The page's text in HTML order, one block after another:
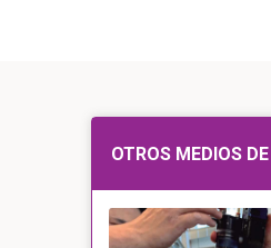
OTROS MEDIOS